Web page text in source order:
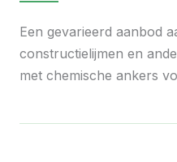
Een gevarieerd aanbod
constructielijmen en
met chemische ankers